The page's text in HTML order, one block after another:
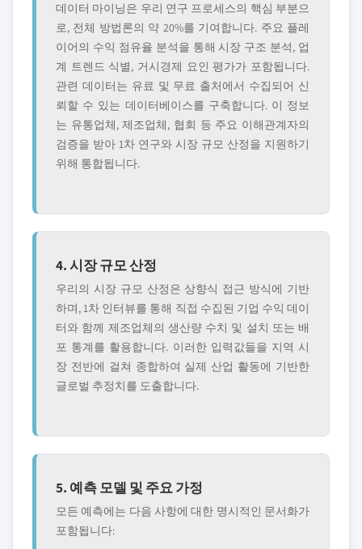
데이터 마이닝은 우리 연구 프로세스의 핵심 부분으
로, 전체 방법론의 약 20%를 기여합니다. 주요 플레
이어의 수익 점유율 분석을 통해 시장 구조 분석, 업
계 트렌드 식별, 거시경제 요인 평가가 포함됩니다.
관련 데이터는 유료 및 무료 출처에서 수집되어 신
뢰할 수 있는 데이터베이스를 구축합니다. 이 정보
는 유통업체, 제조업체, 협회 등 주요 이해관계자의
검증을 받아 1차 연구와 시장 규모 산정을 지원하기
위해 통합됩니다.
4. 시장 규모 산정
우리의 시장 규모 산정은 상향식 접근 방식에 기반
하며, 1차 인터뷰를 통해 직접 수집된 기업 수익 데이
터와 함께 제조업체의 생산량 수치 및 설치 또는 배
포 통계를 활용합니다. 이러한 입력값들을 지역 시
장 전반에 걸쳐 종합하여 실제 산업 활동에 기반한
글로벌 추정치를 도출합니다.
5. 예측 모델 및 주요 가정
모든 예측에는 다음 사항에 대한 명시적인 문서화가
포함됩니다: